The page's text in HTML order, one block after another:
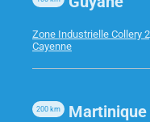
Zone Industrielle Collery
Cayenne
Martinique
200 km